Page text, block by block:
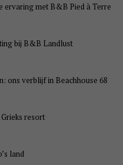
ervaring met B&B Pied à Terre
bij B&B Landlust
ons verblijf in Beachhouse 68
resort
land